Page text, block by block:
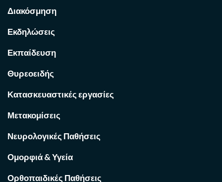
Διακόσμηση
Εκδηλώσεις
Εκπαίδευση
Θυρεοειδής
Κατασκευαστικές εργασίες
Μετακομίσεις
Νευρολογικές Παθήσεις
Ομορφιά & Υγεία
Ορθοπαιδικές Παθήσεις